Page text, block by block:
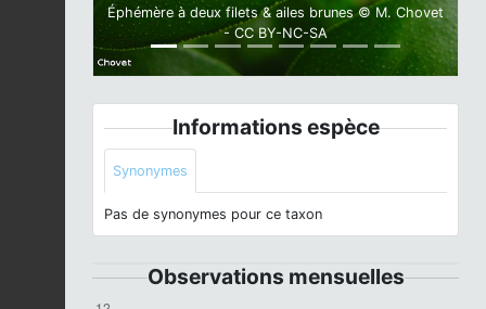
Éphémère à deux filets & ailes brunes © M. Chovet
- CC BY-NC-SA
Informations espèce
Synonymes
Pas de synonymes pour ce taxon
Observations mensuelles